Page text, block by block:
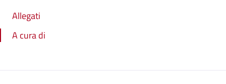
Allegati
A cura di